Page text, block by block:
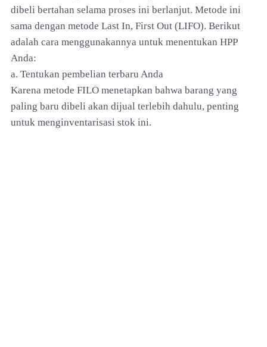
dibeli bertahan selama proses ini berlanjut. Metode ini
sama dengan metode Last In, First Out (LIFO). Berikut
adalah cara menggunakannya untuk menentukan HPP
Anda:
a. Tentukan pembelian terbaru Anda
Karena metode FILO menetapkan bahwa barang yang
paling baru dibeli akan dijual terlebih dahulu, penting
untuk menginventarisasi stok ini.